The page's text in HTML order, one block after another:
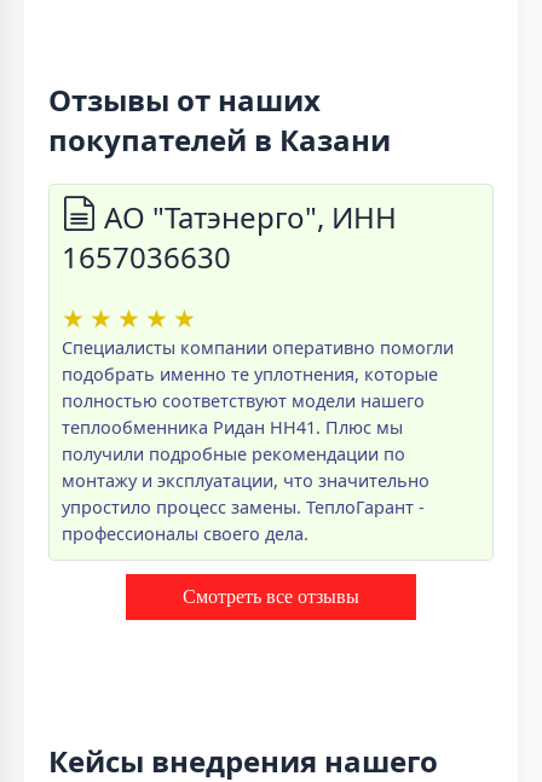
Отзывы от наших
покупателей в Казани
АО "Татэнерго", ИНН
1657036630
★ ★ ★ ★ ★
Специалисты компании оперативно помогли
подобрать именно те уплотнения, которые
полностью соответствуют модели нашего
теплообменника Ридан НН41. Плюс мы
получили подробные рекомендации по
монтажу и эксплуатации, что значительно
упростило процесс замены. ТеплоГарант -
профессионалы своего дела.
Смотреть все отзывы
Кейсы внедрения нашего